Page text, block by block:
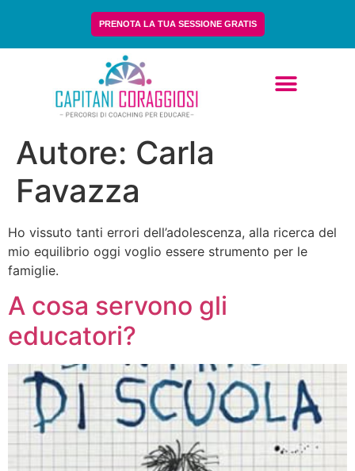
PRENOTA LA TUA SESSIONE GRATIS
Autore: Carla
Favazza
Ho vissuto tanti errori dell’adolescenza, alla ricerca del
mio equilibrio oggi voglio essere strumento per le
famiglie.
A cosa servono gli
educatori?